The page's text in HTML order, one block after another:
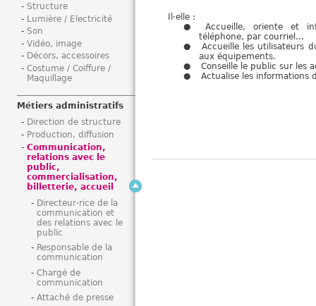
Il·elle :
Accueille, oriente et
téléphone, par courriel...
Accueille les utilisateurs
aux équipements.
Conseille le public sur les
Actualise les informations
Structure
Lumière / Electricité
Son
Vidéo, image
Décors, accessoires
Costume / Coiffure /
Maquillage
Métiers administratifs
Direction de structure
Production, diffusion
Communication,
relations avec le
public,
commercialisation,
billetterie, accueil
Directeur·rice de la
communication et
des relations avec le
public
Responsable de la
communication
Chargé de
communication
Attaché de presse